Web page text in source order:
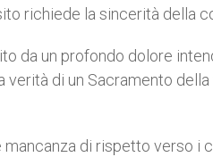
richiede la sincerità della
da un profondo dolore
di un Sacramento della
mancanza di rispetto verso i